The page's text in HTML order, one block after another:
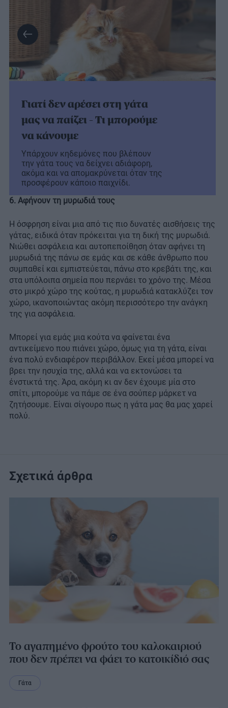
Γιατί δεν αρέσει στη γάτα
μας να παίζει – Τι μπορούμε
να κάνουμε
Υπάρχουν κηδεμόνες που βλέπουν
την γάτα τους να δείχνει αδιάφορη,
ακόμα και να απομακρύνεται όταν της
προσφέρουν κάποιο παιχνίδι.
6. Αφήνουν τη μυρωδιά τους
Η όσφρηση είναι μια από τις πιο δυνατές αισθήσεις της
γάτας, ειδικά όταν πρόκειται για τη δική της μυρωδιά.
Νιώθει ασφάλεια και αυτοπεποίθηση όταν αφήνει τη
μυρωδιά της πάνω σε εμάς και σε κάθε άνθρωπο που
συμπαθεί και εμπιστεύεται, πάνω στο κρεβάτι της, και
στα υπόλοιπα σημεία που περνάει το χρόνο της. Μέσα
στο μικρό χώρο της κούτας, η μυρωδιά κατακλύζει τον
χώρο, ικανοποιώντας ακόμη περισσότερο την ανάγκη
της για ασφάλεια.
Μπορεί για εμάς μια κούτα να φαίνεται ένα
αντικείμενο που πιάνει χώρο, όμως για τη γάτα, είναι
ένα πολύ ενδιαφέρον περιβάλλον. Εκεί μέσα μπορεί να
βρει την ησυχία της, αλλά και να εκτονώσει τα
ένστικτά της. Άρα, ακόμη κι αν δεν έχουμε μία στο
σπίτι, μπορούμε να πάμε σε ένα σούπερ μάρκετ να
ζητήσουμε. Είναι σίγουρο πως η γάτα μας θα μας χαρεί
πολύ.
Σχετικά άρθρα
Το αγαπημένο φρούτο του καλοκαιριού
που δεν πρέπει να φάει το κατοικίδιό σας
Γάτα